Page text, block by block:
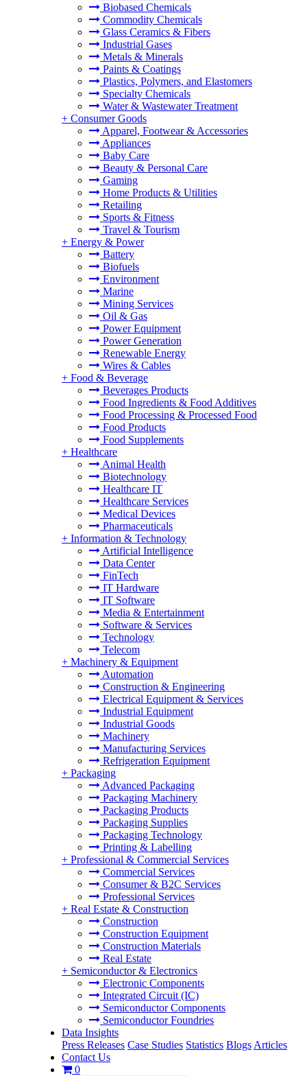
Biobased Chemicals
Commodity Chemicals
Glass Ceramics & Fibers
Industrial Gases
Metals & Minerals
Paints & Coatings
Plastics, Polymers, and Elastomers
Specialty Chemicals
Water & Wastewater Treatment
+ Consumer Goods
Apparel, Footwear & Accessories
Appliances
Baby Care
Beauty & Personal Care
Gaming
Home Products & Utilities
Retailing
Sports & Fitness
Travel & Tourism
+ Energy & Power
Battery
Biofuels
Environment
Marine
Mining Services
Oil & Gas
Power Equipment
Power Generation
Renewable Energy
Wires & Cables
+ Food & Beverage
Beverages Products
Food Ingredients & Food Additives
Food Processing & Processed Food
Food Products
Food Supplements
+ Healthcare
Animal Health
Biotechnology
Healthcare IT
Healthcare Services
Medical Devices
Pharmaceuticals
+ Information & Technology
Artificial Intelligence
Data Center
FinTech
IT Hardware
IT Software
Media & Entertainment
Software & Services
Technology
Telecom
+ Machinery & Equipment
Automation
Construction & Engineering
Electrical Equipment & Services
Industrial Equipment
Industrial Goods
Machinery
Manufacturing Services
Refrigeration Equipment
+ Packaging
Advanced Packaging
Packaging Machinery
Packaging Products
Packaging Supplies
Packaging Technology
Printing & Labelling
+ Professional & Commercial Services
Commercial Services
Consumer & B2C Services
Professional Services
+ Real Estate & Construction
Construction
Construction Equipment
Construction Materials
Real Estate
+ Semiconductor & Electronics
Electronic Components
Integrated Circuit (IC)
Semiconductor Components
Semiconductor Foundries
Data Insights
Press Releases Case Studies Statistics Blogs Articles
Contact Us
0